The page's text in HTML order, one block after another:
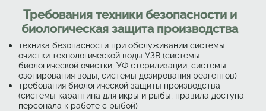
Требования техники безопасности и
биологическая защита производства
техника безопасности при обслуживании системы
очистки технологической воды УЗВ (системы
биологической очистки, УФ стерилизации, системы
озонирования воды, системы дозирования реагентов)
требования биологической защиты производства
(системы карантина для икры и рыбы, правила доступа
персонала к работе с рыбой)